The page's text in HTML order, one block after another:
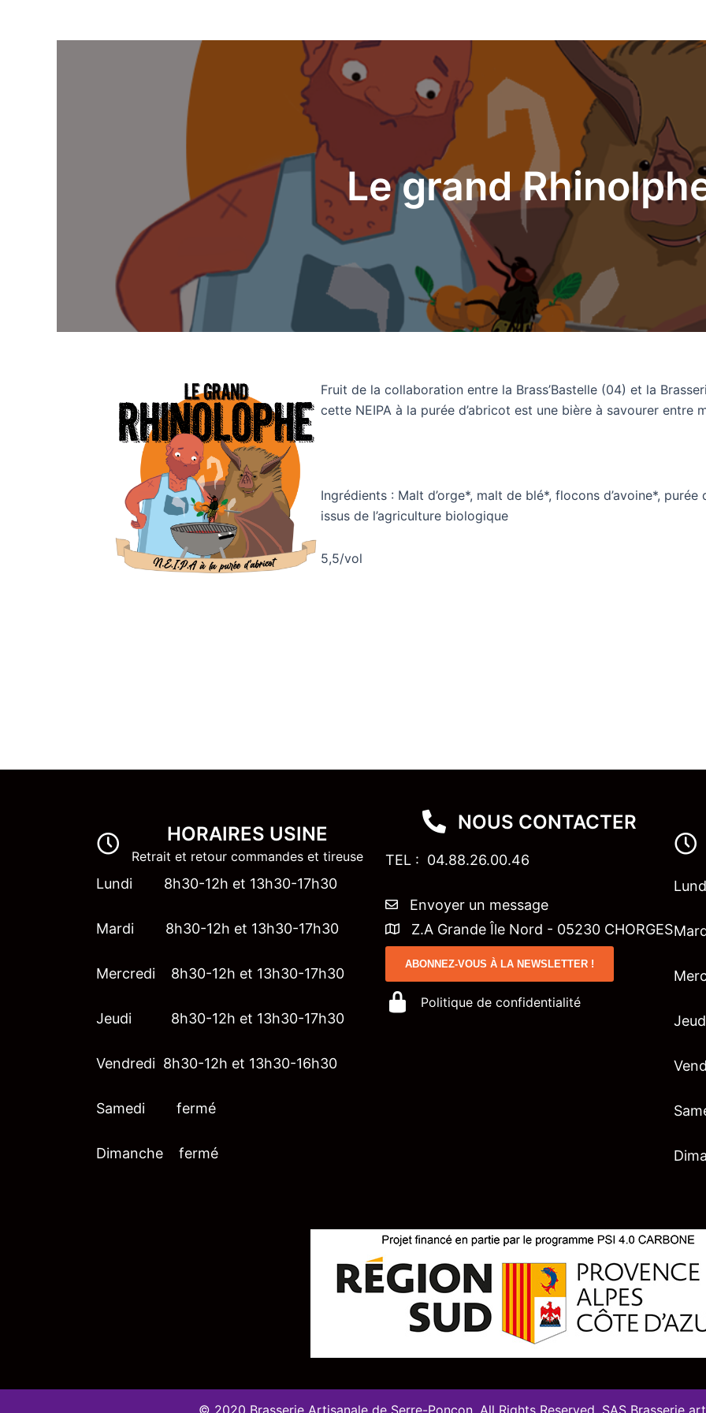
Le grand
Fruit de la collaboration entre la Brass’Bastelle (04) et la
cette NEIPA à la purée d’abricot est une bière à savourer entre
Ingrédients : Malt d’orge*, malt de blé*, flocons d’avoine*,
issus de l’agriculture biologique
5,5/vol
HORAIRES USINE
Retrait et retour commandes et tireuse
Lundi 8h30-12h et 13h30-17h30
Mardi 8h30-12h et 13h30-17h30
Mercredi 8h30-12h et 13h30-17h30
Jeudi 8h30-12h et 13h30-17h30
Vendredi 8h30-12h et 13h30-16h30
Samedi fermé
Dimanche fermé
NOUS CONTACTER
TEL : 04.88.26.00.46
Envoyer un message
Z.A Grande Île Nord - 05230 CHORGES
ABONNEZ-VOUS À LA NEWSLETTER !
Politique de confidentialité
© 2020 Brasserie Artisanale de Serre-Ponçon. All Rights Reserved. SAS Brasserie